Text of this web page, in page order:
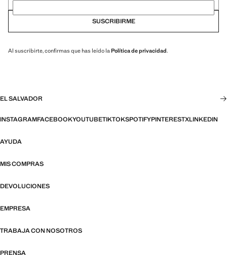
SUSCRIBIRME
Al suscribirte, confirmas que has leído laPolítica de privacidad.
EL SALVADOR
INSTAGRAMFACEBOOKYOUTUBETIKTOKSPOTIFYPINTERESTXLINKEDIN
AYUDA
MIS COMPRAS
DEVOLUCIONES
EMPRESA
TRABAJA CON NOSOTROS
PRENSA